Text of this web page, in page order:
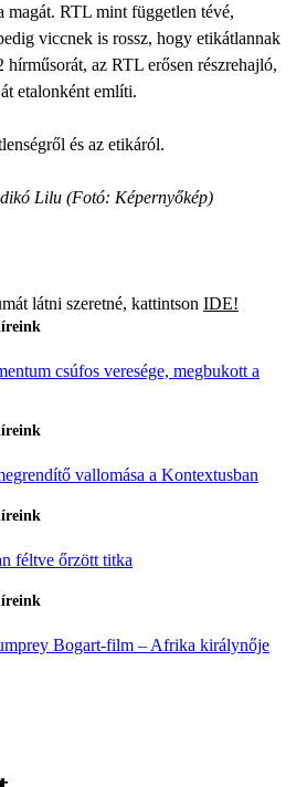
magát. RTL mint független tévé,
viccnek is rossz, hogy etikátlannak
az RTL erősen részrehajló,
etalonként említi.
és az etikáról.
Lilu (Fotó: Képernyőkép)
látni szeretné, kattintson IDE!
csúfos veresége, megbukott a
vallomása a Kontextusban
féltve őrzött titka
Bogart-film – Afrika királynője